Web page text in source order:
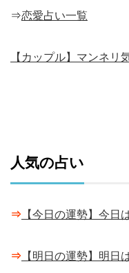
⇒恋愛占い一覧
【カップル】マンネリ
人気の占い
⇒ 【今日の運勢】今日
⇒ 【明日の運勢】明日